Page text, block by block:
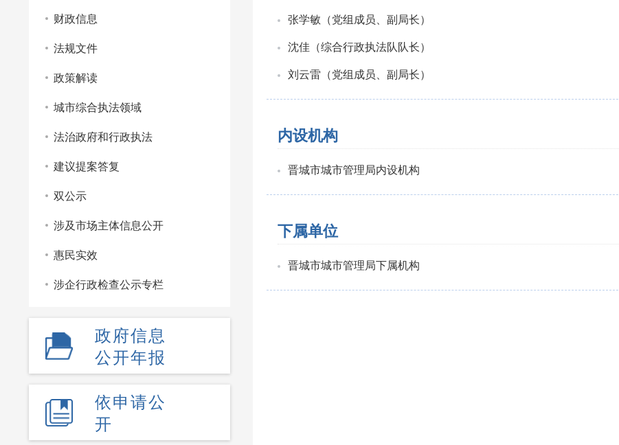
财政信息
法规文件
政策解读
城市综合执法领域
法治政府和行政执法
建议提案答复
双公示
涉及市场主体信息公开
惠民实效
涉企行政检查公示专栏
政府信息
公开年报
依申请公
开
张学敏（党组成员、副局长）
沈佳（综合行政执法队队长）
刘云雷（党组成员、副局长）
内设机构
晋城市城市管理局内设机构
下属单位
晋城市城市管理局下属机构